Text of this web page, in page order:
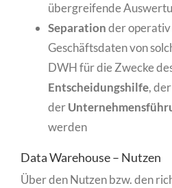
übergreifende
Separationder
Geschäftsdaten von
DWH für die Zwecke
Entscheidungshilfe, der
der
werden
Data Warehouse – Nutzen
Über den Nutzen bzw. den